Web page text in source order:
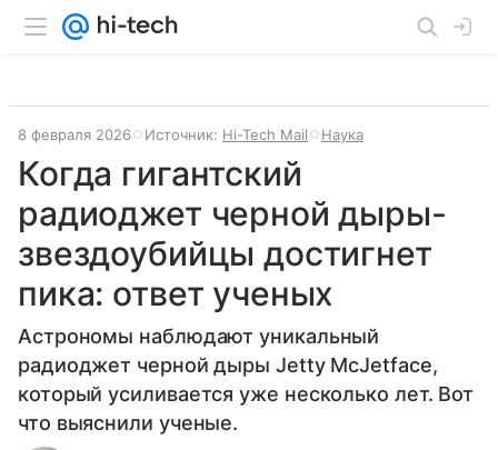
8 февраля 2026 Источник: Hi-Tech Mail Наука
Когда гигантский
радиоджет черной дыры-
звездоубийцы достигнет
пика: ответ ученых
Астрономы наблюдают уникальный
радиоджет черной дыры Jetty McJetface,
который усиливается уже несколько лет. Вот
что выяснили ученые.